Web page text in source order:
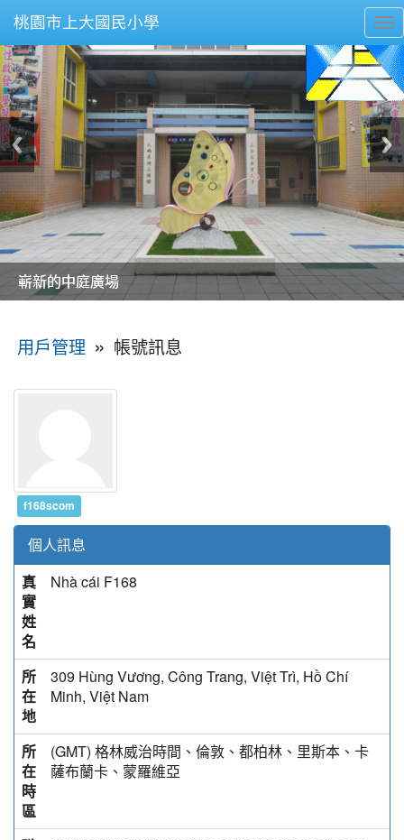
桃園市上大國民小學
美麗的操場是我們活力的來源
美麗的操場是我們活力的來源
煥然一新的小司令台
煥然一新的小司令台
富含桃園埤塘田園風光意象的中廊
富含桃園埤塘田園風光意象的中廊
嶄新的中庭廣場
嶄新的中庭廣場
水生池生生不息
水生池生生不息
用戶管理 » 帳號訊息
f168scom
個人訊息
真
實
姓
名
Nhà cái F168
所
在
地
309 Hùng Vương, Công Trang, Việt Trì, Hồ Chí
Minh, Việt Nam
所
在
時
區
(GMT) 格林威治時間、倫敦、都柏林、里斯本、卡
薩布蘭卡、蒙羅維亞